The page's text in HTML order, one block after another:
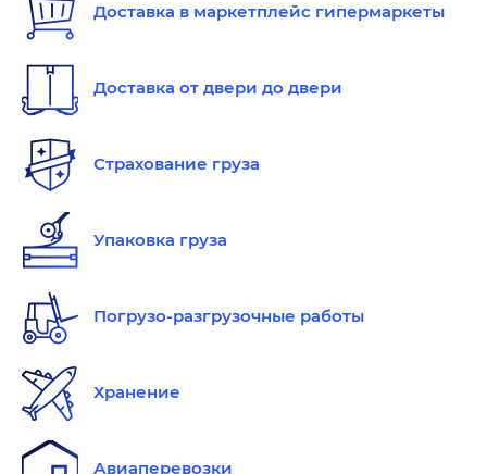
Доставка в маркетплейс гипермаркеты
Доставка от двери до двери
Страхование груза
Упаковка груза
Погрузо-разгрузочные работы
Хранение
Авиаперевозки